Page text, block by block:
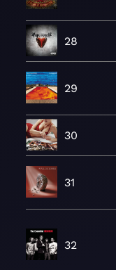
28
29
30
31
32